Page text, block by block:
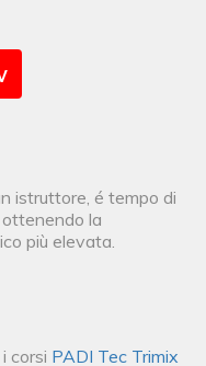
istruttore, é tempo di
la
più elevata.
corsi PADI Tec Trimix